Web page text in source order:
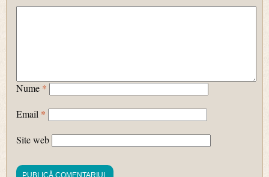
Nume *
Email *
Site web